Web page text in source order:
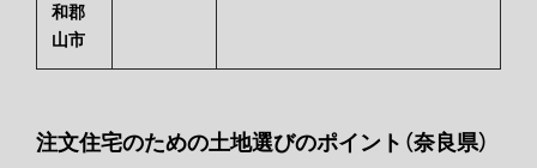
和郡
山市
注文住宅のための土地選びのポイント（奈良県）